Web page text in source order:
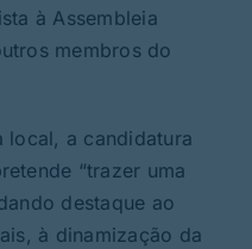
à Assembleia
membros do
local, a candidatura
“trazer uma
destaque ao
à dinamização da